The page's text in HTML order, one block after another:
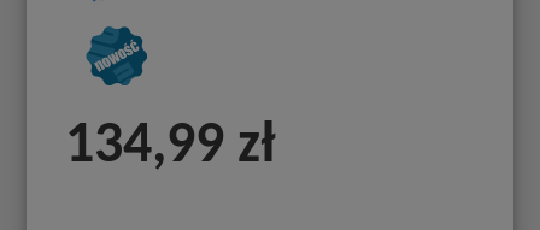
134,99 zł